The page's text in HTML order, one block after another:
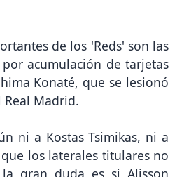
de los 'Reds' son las
acumulación de tarjetas
Konaté, que se lesionó
Madrid.
ni a Kostas Tsimikas, ni a
los laterales titulares no
gran duda es si Alisson